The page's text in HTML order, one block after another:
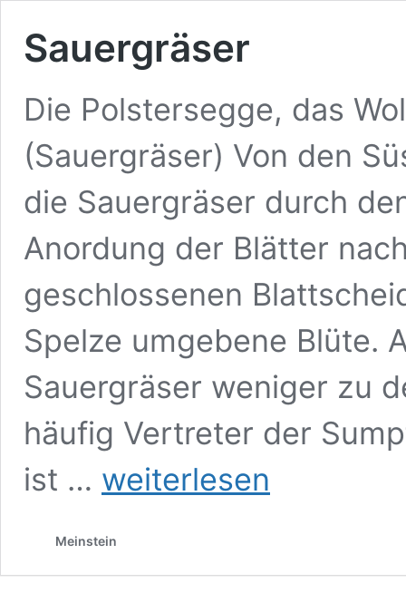
Sauergräser
Die Polstersegge, das
(Sauergräser) Von den
die Sauergräser durch
Anordung der Blätter
geschlossenen
Spelze umgebene Blüte.
Sauergräser weniger zu
häufig Vertreter der
ist …
Sauergräser
weiterlesen
Meinstein